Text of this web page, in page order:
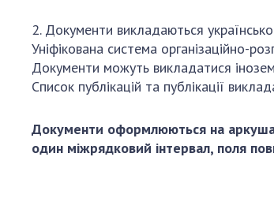
2. Документи викладаються
Уніфікована система організаційно-
Документи можуть викладатися
Список публікацій та публікації
Документи оформлюються на
один міжрядковий інтервал, поля